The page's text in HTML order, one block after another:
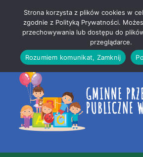
treści
strony
Strona korzysta z plików cookies w
zgodnie z Polityką Prywatności.
przechowywania lub dostępu do
przeglądarce.
Rozumiem komunikat, Zamknij